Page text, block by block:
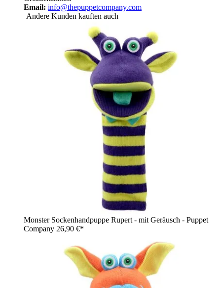
Email: info@thepuppetcompany.com
Andere Kunden kauften auch
Monster Sockenhandpuppe Rupert - mit Geräusch - Puppet
Company 26,90 €*